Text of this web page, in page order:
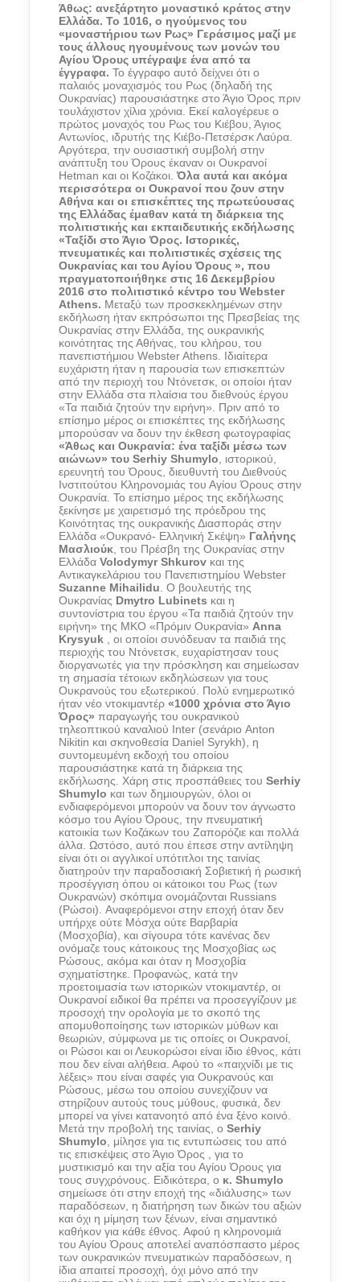
Άθως: ανεξάρτητο μοναστικό κράτος στην
Ελλάδα. Το 1016, ο ηγούμενος του
«μοναστήριου των Ρως» Γεράσιμος μαζί με
τους άλλους ηγουμένους των μονών του
Αγίου Όρους υπέγραψε ένα από τα
έγγραφα. Το έγγραφο αυτό δείχνει ότι ο
παλαιός μοναχισμός του Ρως (δηλαδή της
Ουκρανίας) παρουσιάστηκε στο Άγιο Όρος πριν
τουλάχιστον χίλια χρόνια. Εκεί καλογέρευε ο
πρώτος μοναχός του Ρως του Κιέβου, Άγιος
Αντωνίος, ιδρυτής της Κιέβο-Πετσέρσκ Λαύρα.
Αργότερα, την ουσιαστική συμβολή στην
ανάπτυξη του Όρους έκαναν οι Ουκρανοί
Hetman και οι Κοζάκοι. Όλα αυτά και ακόμα
περισσότερα οι Ουκρανοί που ζουν στην
Αθήνα και οι επισκέπτες της πρωτεύουσας
της Ελλάδας έμαθαν κατά τη διάρκεια της
πολιτιστικής και εκπαιδευτικής εκδήλωσης
«Ταξίδι στο Άγιο Όρος. Ιστορικές,
πνευματικές και πολιτιστικές σχέσεις της
Ουκρανίας και του Αγίου Όρους », που
πραγματοποιήθηκε στις 16 Δεκεμβρίου
2016 στο πολιτιστικό κέντρο του Webster
Athens. Μεταξύ των προσκεκλημένων στην
εκδήλωση ήταν εκπρόσωποι της Πρεσβείας της
Ουκρανίας στην Ελλάδα, της ουκρανικής
κοινότητας της Αθήνας, του κλήρου, του
πανεπιστήμιου Webster Athens. Ιδιαίτερα
ευχάριστη ήταν η παρουσία των επισκεπτών
από την περιοχή του Ντόνετσκ, οι οποίοι ήταν
στην Ελλάδα στα πλαίσια του διεθνούς έργου
«Τα παιδιά ζητούν την ειρήνη». Πριν από το
επίσημο μέρος οι επισκέπτες της εκδήλωσης
μπορούσαν να δουν την έκθεση φωτογραφίας
«Άθως και Ουκρανία: ένα ταξίδι μέσω των
αιώνων» του Serhiy Shumylo , ιστορικού,
ερευνητή του Όρους, διευθυντή του Διεθνούς
Ινστιτούτου Κληρονομιάς του Αγίου Όρους στην
Ουκρανία. Το επίσημο μέρος της εκδήλωσης
ξεκίνησε με χαιρετισμό της πρόεδρου της
Κοινότητας της ουκρανικής Διασποράς στην
Ελλάδα «Ουκρανό- Ελληνική Σκέψη» Γαλήνης
Μασλιούκ , του Πρέσβη της Ουκρανίας στην
Ελλάδα Volodymyr Shkurov και της
Αντικαγκελάριου του Πανεπιστημίου Webster
Suzanne Mihailidu . Ο βουλευτής της
Ουκρανίας Dmytro Lubinets και η
συντονίστρια του έργου «Τα παιδιά ζητούν την
ειρήνη» της ΜΚΟ «Πρόμιν Ουκρανία» Anna
Krysyuk , οι οποίοι συνόδευαν τα παιδιά της
περιοχής του Ντόνετσκ, ευχαρίστησαν τους
διοργανωτές για την πρόσκληση και σημείωσαν
τη σημασία τέτοιων εκδηλώσεων για τους
Ουκρανούς του εξωτερικού. Πολύ ενημερωτικό
ήταν νέο ντοκιμαντέρ «1000 χρόνια στο Άγιο
Όρος» παραγωγής του ουκρανικού
τηλεοπτικού καναλιού Inter (σενάριο Anton
Nikitin και σκηνοθεσία Daniel Syrykh), η
συντομευμένη εκδοχή του οποίου
παρουσιάστηκε κατά τη διάρκεια της
εκδήλωσης. Χάρη στις προσπάθειες του Serhiy
Shumylo και των δημιουργών, όλοι οι
ενδιαφερόμενοι μπορούν να δουν τον άγνωστο
κόσμο του Αγίου Όρους, την πνευματική
κατοικία των Κοζάκων του Ζαπορόζιε και πολλά
άλλα. Ωστόσο, αυτό που έπεσε στην αντίληψη
είναι ότι οι αγγλικοί υπότιτλοι της ταινίας
διατηρούν την παραδοσιακή Σοβιετική ή ρωσική
προσέγγιση όπου οι κάτοικοι του Ρως (των
Ουκρανών) σκόπιμα ονομάζονται Russians
(Ρώσοι). Αναφερόμενοι στην εποχή όταν δεν
υπήρχε ούτε Μόσχα ούτε Βαρβαρία
(Μοσχοβία), και σίγουρα τότε κανένας δεν
ονόμαζε τους κάτοικους της Μοσχοβίας ως
Ρώσους, ακόμα και όταν η Μοσχοβία
σχηματίστηκε. Προφανώς, κατά την
προετοιμασία των ιστορικών ντοκιμαντέρ, οι
Ουκρανοί ειδικοί θα πρέπει να προσεγγίζουν με
προσοχή την ορολογία με το σκοπό της
απομυθοποίησης των ιστορικών μύθων και
θεωριών, σύμφωνα με τις οποίες οι Ουκρανοί,
οι Ρώσοι και οι Λευκορώσοι είναι ίδιο έθνος, κάτι
που δεν είναι αλήθεια. Αφού το «παιχνίδι με τις
λέξεις» που είναι σαφές για Ουκρανούς και
Ρώσους, μέσω του οποίου συνεχίζουν να
στηρίζουν αυτούς τους μύθους, φυσικά, δεν
μπορεί να γίνει κατανοητό από ένα ξένο κοινό.
Μετά την προβολή της ταινίας, ο Serhiy
Shumylo , μίλησε για τις εντυπώσεις του από
τις επισκέψεις στο Άγιο Όρος , για το
μυστικισμό και την αξία του Αγίου Όρους για
τους συγχρόνους. Ειδικότερα, ο κ. Shumylo
σημείωσε ότι στην εποχή της «διάλυσης» των
παραδόσεων, η διατήρηση των δικών του αξιών
και όχι η μίμηση των ξένων, είναι σημαντικό
καθήκον για κάθε έθνος. Αφού η κληρονομιά
του Αγίου Όρους αποτελεί αναπόσπαστο μέρος
των ουκρανικών πνευματικών παραδόσεων, η
ίδια απαιτεί προσοχή, όχι μόνο από την